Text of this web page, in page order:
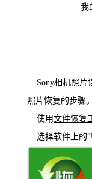
我
Sony相机照片
照片恢复的步骤
使用文件恢复
选择软件上的